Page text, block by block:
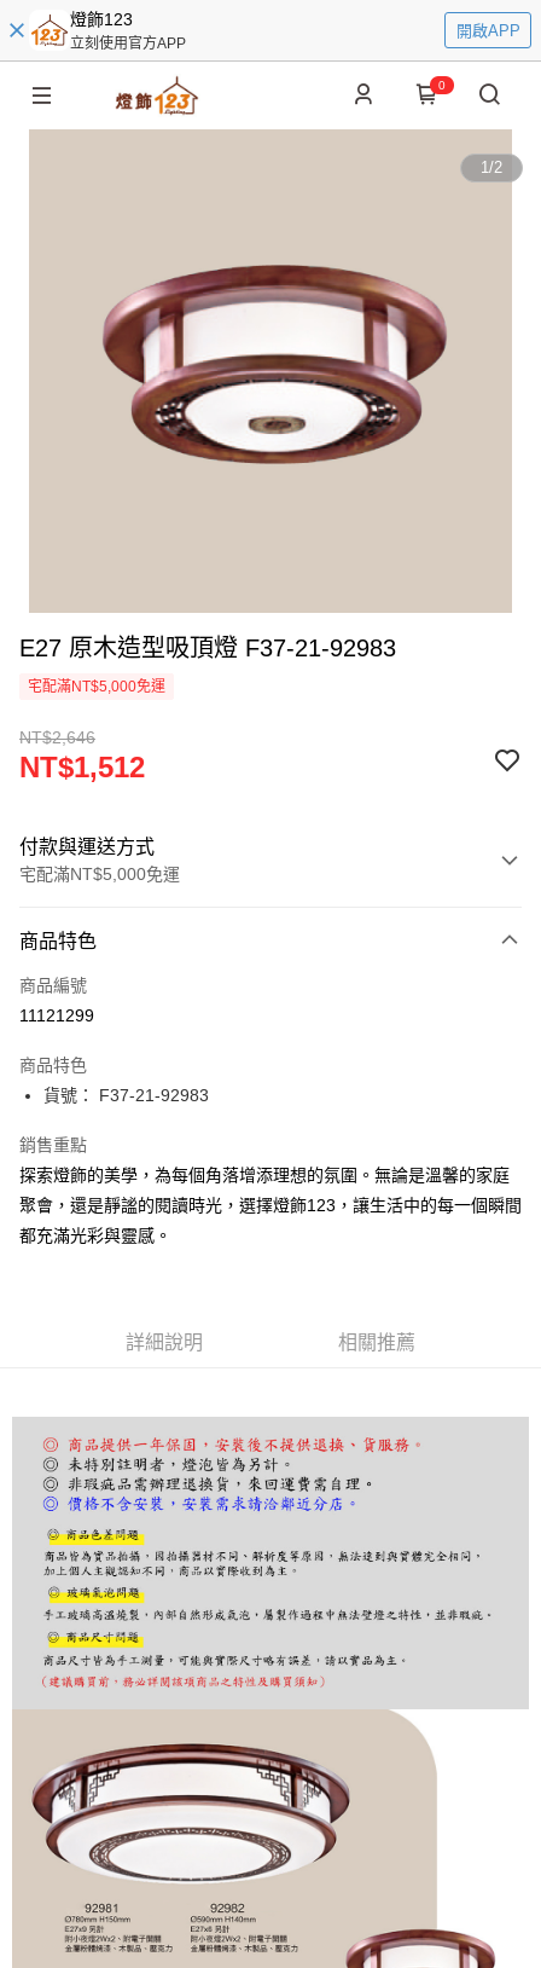
燈飾123
立刻使用官方APP
開啟APP
0
1/2
E27 原木造型吸頂燈 F37-21-92983
宅配滿NT$5,000免運
NT$2,646
NT$1,512
付款與運送方式
宅配滿NT$5,000免運
信用卡一次付款
LINE Pay
街口支付
悠遊付
Google Pay
全盈+PAY
AFTEE先享後付是「在收到商品之後才付款」的支付方式。 讓您購物簡單
３．安心：先確認商品／服務後，再付款。
【「AFTEE先享後付」結帳流程】
１．於結帳方式選擇「AFTEE先享後付」後，將跳轉至「AFTEE先享後付」
２．訂單成立數日內，您將收到繳費通知簡訊。
３．收到繳費通知簡訊後14天內，點擊此簡訊中的連結，可透過四大超商／
ATM／網路銀行／等多元方式進行付款，方視為交易完成。
※ 請注意：結帳手續完成當下不需立刻繳費，但若您需要取消訂單，請聯絡
購買商品的店家。未經商家同意取消之訂單仍視為有效，需透過AFTEE先享
後付繳納相關費用。
※ 交易是否成功請以「AFTEE先享後付 」之結帳頁面顯示為準，若有關於
https://netprotections.freshdesk.com/support/home
【注意事項】
１．透過由恩沛科技股份有限公司提供之「AFTEE先享後付」服務完成之交
易，需依本服務之必要範圍內提供個人資料，並將交易相關給付款項請求債
權轉讓予恩沛科技股份有限公司。
２．關於個人資料處理事宜，請瀏覽以下網址：
https://aftee.tw/terms/#terms3
「AFTEE先享後付」，若未經同意申辦者引起之損失，本公司不負相關責
４．使用「AFTEE先享後付」時，將依據個別帳號之用戶狀況，依本公司即
宅配
每筆NT$180，滿NT$5,000(含以上)免運費
商品特色
商品編號
11121299
商品特色
貨號： F37-21-92983
銷售重點
探索燈飾的美學，為每個角落增添理想的氛圍。無論是溫馨的家庭
聚會，還是靜謐的閱讀時光，選擇燈飾123，讓生活中的每一個瞬間
都充滿光彩與靈感。
詳細說明 相關推薦